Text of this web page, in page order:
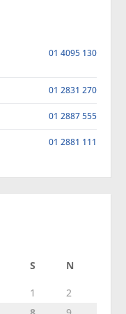
01 4095 130
01 2831 270
01 2887 555
01 2881 111
S N
1
2